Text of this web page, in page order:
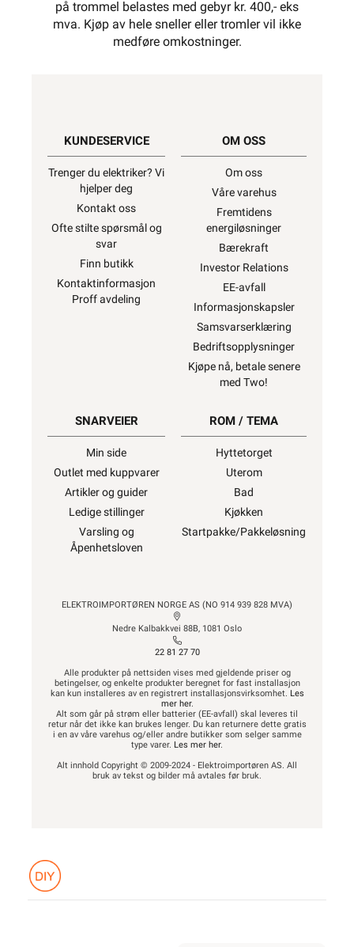
på trommel belastes med gebyr kr. 400,- eks
mva. Kjøp av hele sneller eller tromler vil ikke
medføre omkostninger.
KUNDESERVICE
Trenger du elektriker? Vi
hjelper deg
Kontakt oss
Ofte stilte spørsmål og
svar
Finn butikk
Kontaktinformasjon
Proff avdeling
OM OSS
Om oss
Våre varehus
Fremtidens
energiløsninger
Bærekraft
Investor Relations
EE-avfall
Informasjonskapsler
Samsvarserklæring
Bedriftsopplysninger
Kjøpe nå, betale senere
med Two!
SNARVEIER
Min side
Outlet med kuppvarer
Artikler og guider
Ledige stillinger
Varsling og
Åpenhetsloven
ROM / TEMA
Hyttetorget
Uterom
Bad
Kjøkken
Startpakke/Pakkeløsning
ELEKTROIMPORTØREN NORGE AS (NO 914 939 828 MVA)
Nedre Kalbakkvei 88B, 1081 Oslo
22 81 27 70
Alle produkter på nettsiden vises med gjeldende priser og
betingelser, og enkelte produkter beregnet for fast installasjon
kan kun installeres av en registrert installasjonsvirksomhet. Les
mer her.
Alt som går på strøm eller batterier (EE-avfall) skal leveres til
retur når det ikke kan brukes lenger. Du kan returnere dette gratis
i en av våre varehus og/eller andre butikker som selger samme
type varer. Les mer her.
Alt innhold Copyright © 2009-2024 - Elektroimportøren AS. All
bruk av tekst og bilder må avtales før bruk.